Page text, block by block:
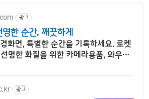
광고
한 순간, 깨끗하게
화면, 특별한 순간을 기록하세요. 로켓
명한 화질을 위한 카메라용품, 와우회
광고